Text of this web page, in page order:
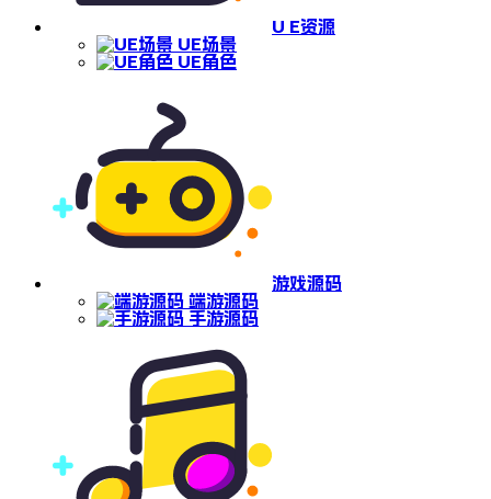
U E资源
UE场景
UE角色
游戏源码
端游源码
手游源码